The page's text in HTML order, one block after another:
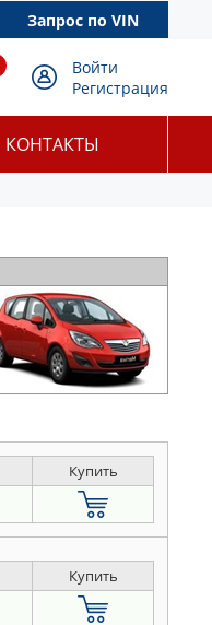
Запрос по VIN
Войти
Регистрация
КОНТАКТЫ
Купить
Купить